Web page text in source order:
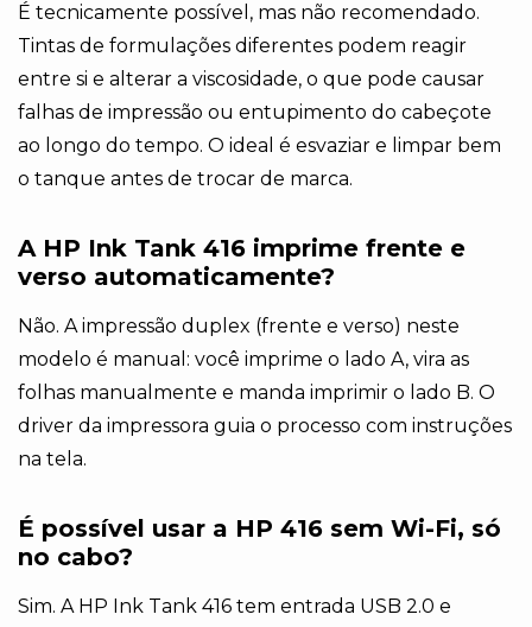
É tecnicamente possível, mas não recomendado.
Tintas de formulações diferentes podem reagir
entre si e alterar a viscosidade, o que pode causar
falhas de impressão ou entupimento do cabeçote
ao longo do tempo. O ideal é esvaziar e limpar bem
o tanque antes de trocar de marca.
A HP Ink Tank 416 imprime frente e
verso automaticamente?
Não. A impressão duplex (frente e verso) neste
modelo é manual: você imprime o lado A, vira as
folhas manualmente e manda imprimir o lado B. O
driver da impressora guia o processo com instruções
na tela.
É possível usar a HP 416 sem Wi-Fi, só
no cabo?
Sim. A HP Ink Tank 416 tem entrada USB 2.0 e